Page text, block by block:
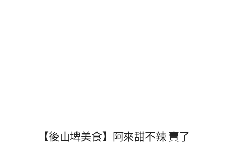
【後山埤美食】阿來甜不辣 賣了